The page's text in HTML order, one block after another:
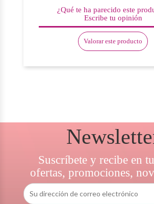
¿Qué te ha parecido este
Escribe tu opinión
Valorar este producto
Suscríbete y recibe en
ofertas, promociones,